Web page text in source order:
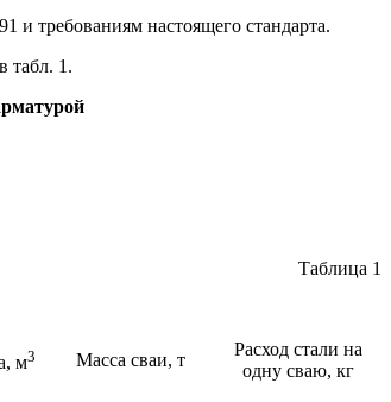
и требованиям настоящего стандарта.
табл. 1.
Таблица 1
м3 Масса сваи, т
Расход стали на
одну сваю, кг